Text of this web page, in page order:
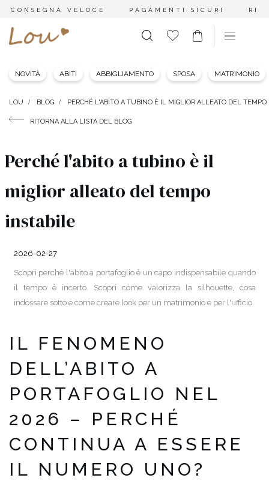
CONSEGNA VELOCE PAGAMENTI SICURI
NOVITÀ ABITI ABBIGLIAMENTO SPOSA MATRIMONIO
LOU BLOG PERCHÉ L'ABITO A TUBINO È IL MIGLIOR ALLEATO DEL TEMPO
RITORNA ALLA LISTA DEL BLOG
Perché l'abito a tubino è il
miglior alleato del tempo
instabile
2026-02-27
Scopri perché l'abito a portafoglio è un capo indispensabile quando
il tempo è incerto. Scopri come valorizza la silhouette, cosa
indossare sotto e come creare look per un matrimonio e per l'ufficio.
IL FENOMENO
DELL’ABITO A
PORTAFOGLIO NEL
2026 – PERCHÉ
CONTINUA A ESSERE
IL NUMERO UNO?